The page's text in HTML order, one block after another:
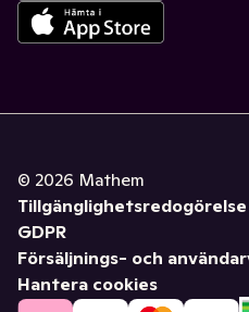
© 2026 Mathem
Tillgänglighetsredogörelse
GDPR
Försäljnings- och
Hantera cookies